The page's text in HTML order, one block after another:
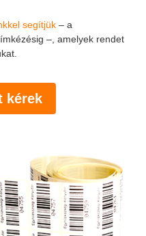
segítjük – a
–, amelyek rendet
kérek